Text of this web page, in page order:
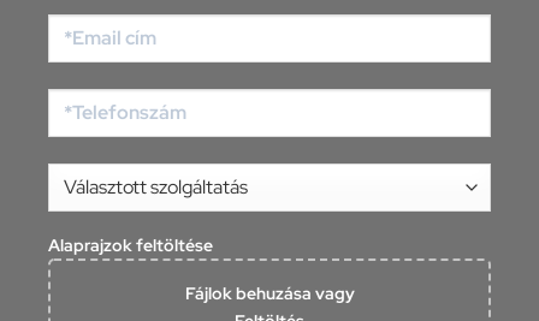
Alaprajzok feltöltése
Fájlok behuzása vagy